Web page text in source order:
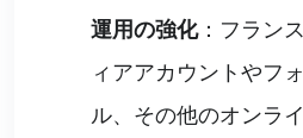
運用の強化：フラン
ィアアカウントやフ
ル、その他のオンラ